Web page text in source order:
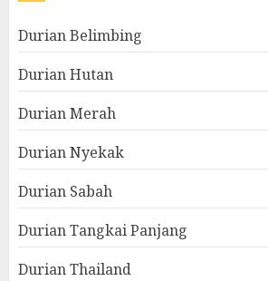
Durian Belimbing
Durian Hutan
Durian Merah
Durian Nyekak
Durian Sabah
Durian Tangkai Panjang
Durian Thailand